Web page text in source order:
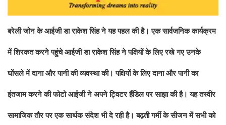
बरेली जोन के आईजी डा राकेश सिंह ने यह पहल की है। एक सार्वजनिक कार्यक्रम
में शिरकत करने पहुंचे आईजी डा राकेश सिंह ने पक्षियों के लिए रखे गए उनके
घोंसले में दाना और पानी की व्यवस्था की। पक्षियों के लिए दाना और पानी का
इंतजाम करने की फोटो आईजी ने अपने ट्विटर हैंडिल पर साझा की है। यह तस्वीर
सामाजिक तौर पर एक सार्थक संदेश भी दे रही है। बढ़ती गर्मी के सीजन में सभी को